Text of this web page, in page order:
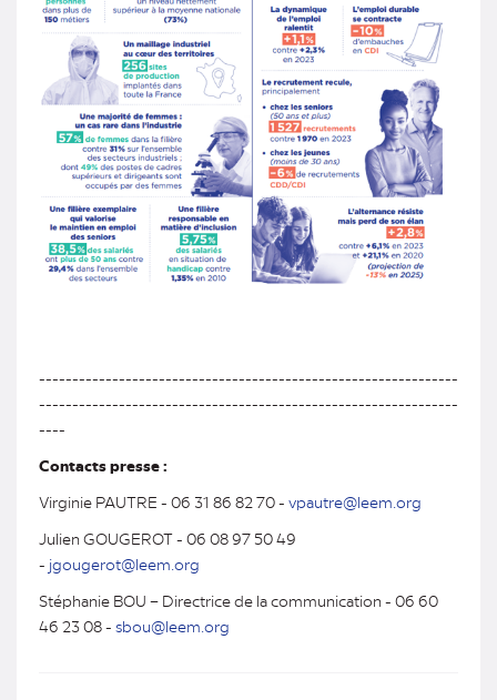
---------------------------------------------------------------
---------------------------------------------------------------
----
Contacts presse :
Virginie PAUTRE - 06 31 86 82 70 - vpautre@leem.org
Julien GOUGEROT - 06 08 97 50 49
- jgougerot@leem.org
Stéphanie BOU – Directrice de la communication - 06 60
46 23 08 - sbou@leem.org